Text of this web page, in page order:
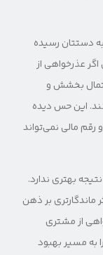
دستتان رسیده
عذرخواهی از
بخشش و
این حس دیده
مالی نمی‌تواند
بهتری ندارد.
ماندگارتری بر ذهن
از مشتری
به مسیر بهبود